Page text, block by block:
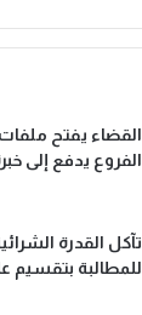
القضاء يفتح
الفروع يدفع إلى
تآكل القدرة
للمطالبة بتقسيم